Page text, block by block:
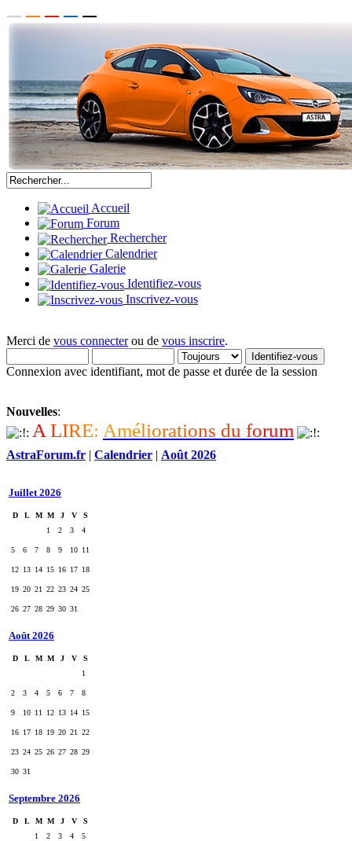
Accueil
Forum
Rechercher
Calendrier
Galerie
Identifiez-vous
Inscrivez-vous
Merci de vous connecterou de vous inscrire.
Connexion avec identifiant, mot de passe et durée de la session
Nouvelles:
A LIRE: Améliorations du forum
AstraForum.fr | Calendrier | Août 2026
Juillet 2026
D L M M J V
S
1
2 3 4
5 6 7 8 9 10 11
12 13 14 15 16 17 18
19 20 21 22 23 24 25
26 27 28 29 30 31
Août 2026
D L M M J V
S
1
2 3 4 5 6 7 8
9 10 11 12 13 14 15
16 17 18 19 20 21 22
23 24 25 26 27 28 29
30 31
Septembre 2026
D L M M J V
S
1
2 3 4 5